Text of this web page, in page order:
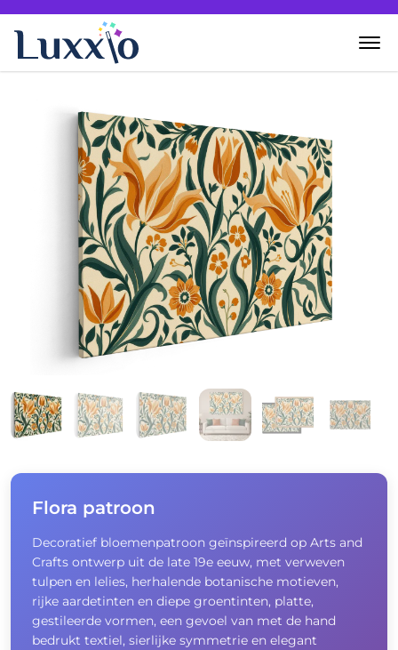
Wanddecoratie
Zelf creëren
Over Luxxio
Flora patroon
Decoratief bloemenpatroon geïnspireerd op Arts and
Crafts ontwerp uit de late 19e eeuw, met verweven
tulpen en lelies, herhalende botanische motieven,
rijke aardetinten en diepe groentinten, platte,
gestileerde vormen, een gevoel van met de hand
bedrukt textiel, sierlijke symmetrie en elegant